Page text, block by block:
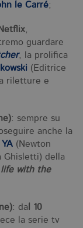
le Carré;
Netflix,
guardare
, la prolifica
(Editrice
riletture e
: sempre su
anche la
(Newton
Ghisletti) della
life with the
: da l 10
la serie tv